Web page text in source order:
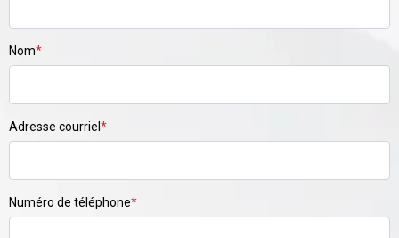
Nom*
Adresse courriel *
Numéro de téléphone*